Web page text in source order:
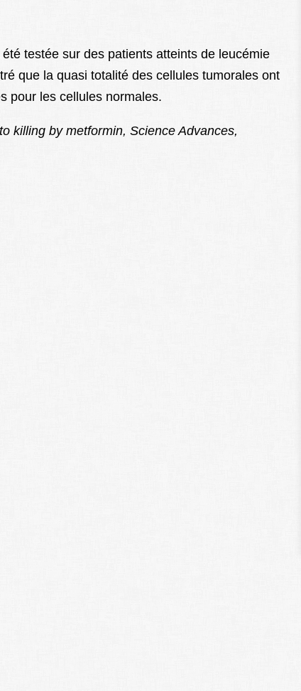
testée sur des patients atteints de leucémie
que la quasi totalité des cellules tumorales ont
pour les cellules normales.
killing by metformin, Science Advances,